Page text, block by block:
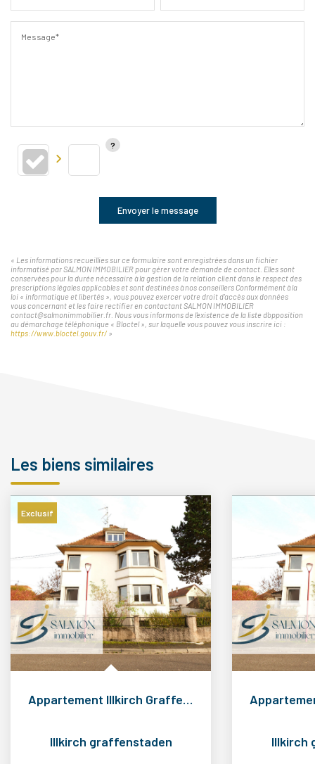
Message*
Envoyer le message
« Les informations recueillies sur ce formulaire sont enregistrées dans un fichier
informatisé par SALMON IMMOBILIER pour gérer votre demande de contact. Elles sont
conservées pour la durée nécessaire à la gestion de la relation client dans le respect des
prescriptions légales applicables et sont destinées à nos conseillers Conformément à la
loi « informatique et libertés », vous pouvez exercer votre droit d'accès aux données
vous concernant et les faire rectifier en contactant SALMON IMMOBILIER
contact@salmonimmobilier.fr. Nous vous informons de l'existence de la liste d'opposition
au démarchage téléphonique « Bloctel », sur laquelle vous pouvez vous inscrire ici :
https://www.bloctel.gouv.fr/ »
Les biens similaires
Exclusif
Appartement Illkirch Graffenstaden 3 pièce(s) 85 m2
Illkirch graffenstaden Illkirch